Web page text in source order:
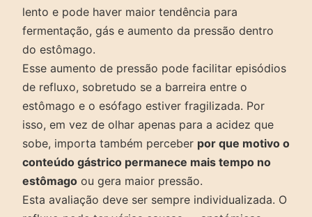
lento e pode haver maior tendência para
fermentação, gás e aumento da pressão dentro
do estômago.
Esse aumento de pressão pode facilitar episódios
de refluxo, sobretudo se a barreira entre o
estômago e o esófago estiver fragilizada. Por
isso, em vez de olhar apenas para a acidez que
sobe, importa também perceber por que motivo o
conteúdo gástrico permanece mais tempo no
estômago ou gera maior pressão.
Esta avaliação deve ser sempre individualizada. O